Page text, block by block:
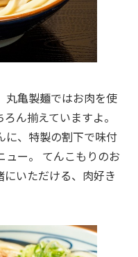
亀製麺ではお肉を使
ん揃えていますよ。
に、特製の割下で味付
ュー。 てんこもりのお
いただける、肉好き